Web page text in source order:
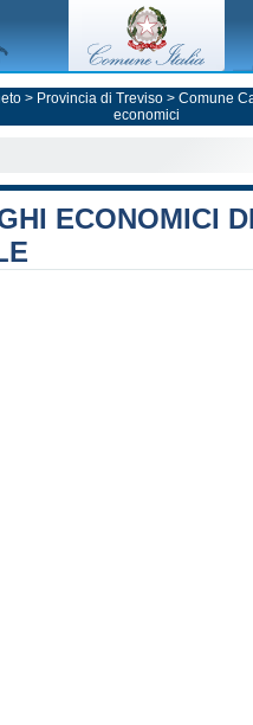
> Provincia di Treviso > Comune
economici
ECONOMICI